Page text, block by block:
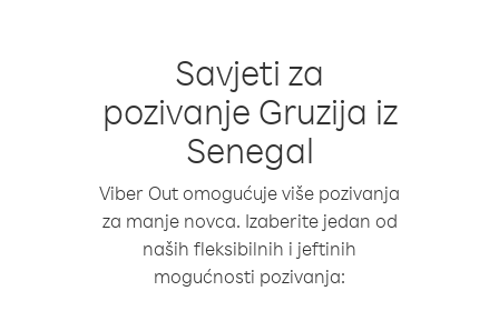
Savjeti za
pozivanje Gruzija iz
Senegal
Viber Out omogućuje više pozivanja
za manje novca. Izaberite jedan od
naših fleksibilnih i jeftinih
mogućnosti pozivanja: